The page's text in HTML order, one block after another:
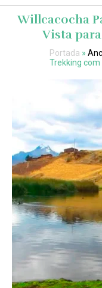
Willcacocha
Vista
Portada »
Trekking com